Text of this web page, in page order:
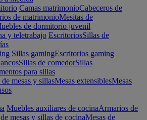
Camas matrimonioCabeceros de
de matrimonioMesitas de
de dormitorio juvenil
y teletrabajo EscritoriosSillas de
Sillas gamingEscritorios gaming
Sillas de comedorSillas
para sillas
mesas y sillasMesas extensiblesMesas
Muebles auxiliares de cocinaArmarios de
mesas y sillas de cocinaMesas de